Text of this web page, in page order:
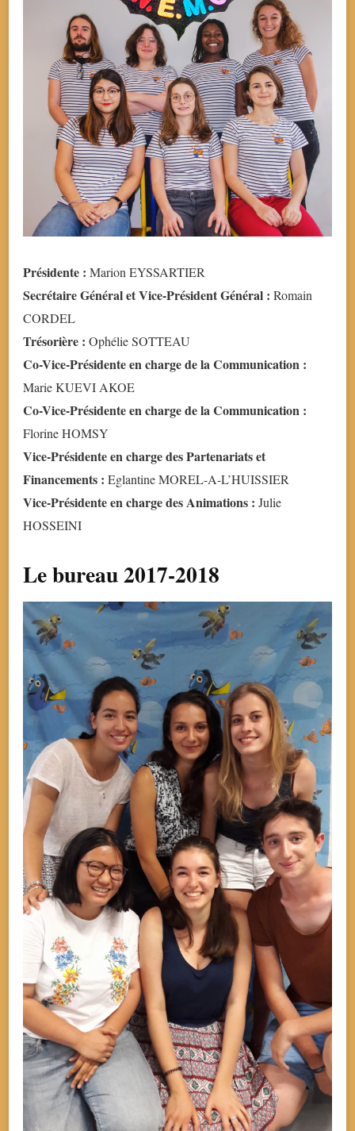
Présidente : Marion EYSSARTIER
Secrétaire Général et Vice-Président Général : Romain
CORDEL
Trésorière : Ophélie SOTTEAU
Co-Vice-Présidente en charge de la Communication :
Marie KUEVI AKOE
Co-Vice-Présidente en charge de la Communication :
Florine HOMSY
Vice-Présidente en charge des Partenariats et
Financements : Eglantine MOREL-A-L’HUISSIER
Vice-Présidente en charge des Animations : Julie
HOSSEINI
Le bureau 2017-2018